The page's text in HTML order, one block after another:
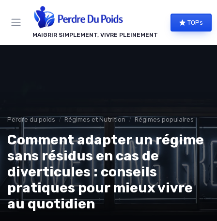
MAIGRIR SIMPLEMENT, VIVRE PLEINEMENT
TOPs
Perdre du poids Régimes et Nutrition Régimes populaires
Comment adapter un régime
sans résidus en cas de
diverticules : conseils
pratiques pour mieux vivre
au quotidien
Panneau de gestion des cookies